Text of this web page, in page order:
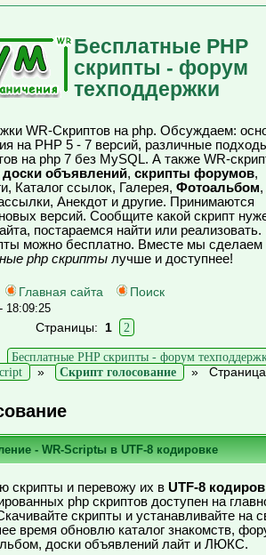
Бесплатные PHP
скрипты - форум
техподдержки
WR-Скриптов на php. Обсуждаем:
на PHP 5 - 7 версий, различные
на php 7 без MySQL. А также WR-
объявлений, скрипты форумов,
Каталог ссылок, Галерея, Фотоальбом,
Анекдот и другие. Принимаются
версий. Сообщите какой скрипт
постараемся найти или реализовать.
можно бесплатно. Вместе мы сделаем
php скриптылучше и доступнее!
Главная сайта Поиск
18:09:25
Страницы: 1 2
Бесплатные PHP скрипты - форум
» Скрипт голосование »
- WR-Scriptы в UTF-8 кодировке
скрипты и перевожу их в UTF-8
php скриптов доступен на
скрипты и устанавливайте на
время обновлю каталог знакомств,
доски объявлений лайт и ЛЮКС.